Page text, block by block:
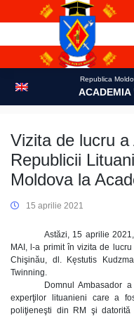
Republica
ACADEMIA
Vizita de lucru a
Republicii
Moldova la
15 aprilie 2021
Astăzi, 15 aprilie
MAI, l-a primit în vizita de
Chişinău, dl. Kęstutis
Twinning.
Domnul Ambasador
experţilor lituanieni care a
poliţieneşti din RM şi